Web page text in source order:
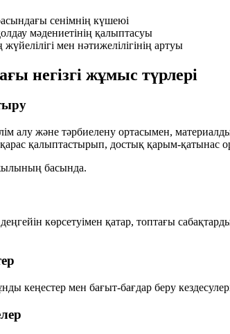
сенімнің күшеюі
мәдениетінің қалыптасуы
мен нәтижелілігінің артуы
негізгі жұмыс түрлері
алу және тәрбиелену ортасымен,
қалыптастырып, достық қарым-қатынас
басында.
көрсетуімен қатар, топтағы
кеңестер мен бағыт-бағдар беру